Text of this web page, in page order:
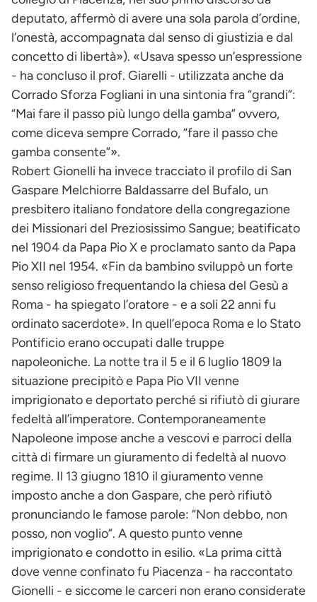
deputato, affermò di avere una sola parola d’ordine,
l’onestà, accompagnata dal senso di giustizia e dal
concetto di libertà»). «Usava spesso un’espressione
- ha concluso il prof. Giarelli - utilizzata anche da
Corrado Sforza Fogliani in una sintonia fra “grandi”:
“Mai fare il passo più lungo della gamba” ovvero,
come diceva sempre Corrado, “fare il passo che
gamba consente”».
Robert Gionelli ha invece tracciato il profilo di San
Gaspare Melchiorre Baldassarre del Bufalo, un
presbitero italiano fondatore della congregazione
dei Missionari del Preziosissimo Sangue; beatificato
nel 1904 da Papa Pio X e proclamato santo da Papa
Pio XII nel 1954. «Fin da bambino sviluppò un forte
senso religioso frequentando la chiesa del Gesù a
Roma - ha spiegato l’oratore - e a soli 22 anni fu
ordinato sacerdote». In quell’epoca Roma e lo Stato
Pontificio erano occupati dalle truppe
napoleoniche. La notte tra il 5 e il 6 luglio 1809 la
situazione precipitò e Papa Pio VII venne
imprigionato e deportato perché si rifiutò di giurare
fedeltà all’imperatore. Contemporaneamente
Napoleone impose anche a vescovi e parroci della
città di firmare un giuramento di fedeltà al nuovo
regime. Il 13 giugno 1810 il giuramento venne
imposto anche a don Gaspare, che però rifiutò
pronunciando le famose parole: “Non debbo, non
posso, non voglio”. A questo punto venne
imprigionato e condotto in esilio. «La prima città
dove venne confinato fu Piacenza - ha raccontato
Gionelli - e siccome le carceri non erano considerate